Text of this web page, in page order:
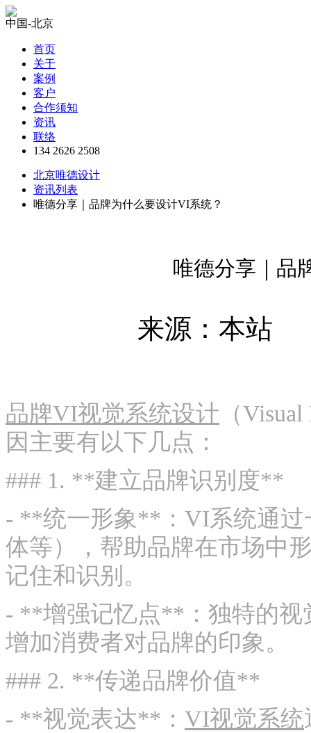
中国-北京
首页
关于
案例
客户
合作须知
资讯
联络
134 2626 2508
北京唯德设计
资讯列表
唯德分享｜品牌为什么要设计VI系统？
唯德分享｜品
来源：本站
品牌VI视觉系统设计 （
因主要有以下几点：
### 1. **建立品牌识别度**
- **统一形象**：VI系统通过
体等），帮助品牌在市场中
记住和识别。
- **增强记忆点**：独特的视
增加消费者对品牌的印象。
### 2. **传递品牌价值**
- **视觉表达**： VI视觉系统